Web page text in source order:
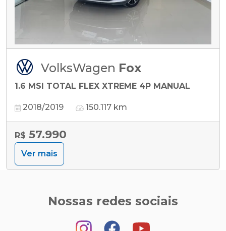
VolksWagen Fox
1.6 MSI TOTAL FLEX XTREME 4P MANUAL
2018/2019 150.117 km
R$ 57.990
Ver mais
Nossas redes sociais